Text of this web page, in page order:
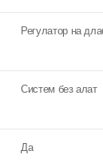
Регулатор на
Систем без алат
Да